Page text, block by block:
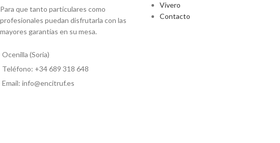
Para que tanto particulares como
profesionales puedan disfrutarla con las
mayores garantías en su mesa.
Ocenilla (Soria)
Teléfono: +34 689 318 648
Email: info@encitruf.es
Vivero
Contacto